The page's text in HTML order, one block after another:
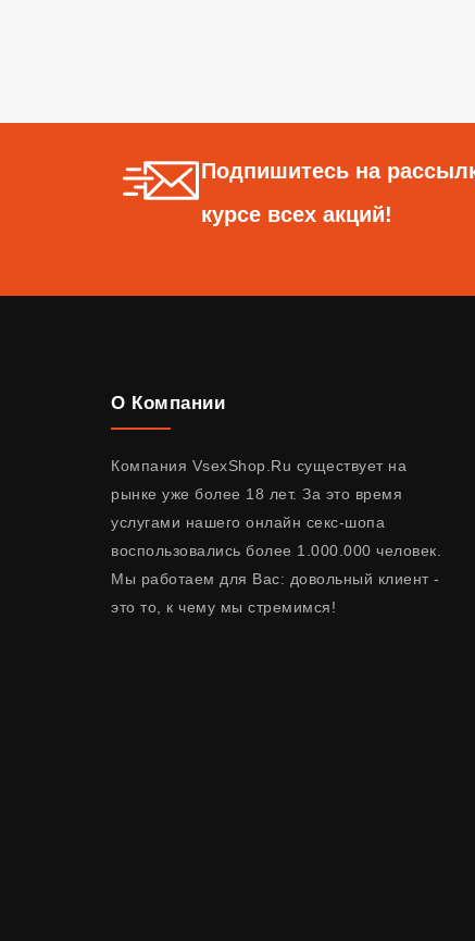
Подпишитесь на
курсе всех акций!
О Компании
Компания VsexShop.Ru существует на
рынке уже более 18 лет. За это время
услугами нашего онлайн секс-шопа
воспользовались более 1.000.000 человек.
Мы работаем для Вас: довольный клиент -
это то, к чему мы стремимся!